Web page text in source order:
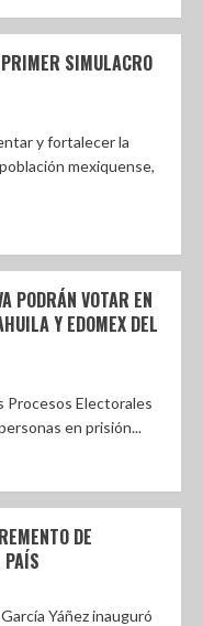
SIMULACRO
y fortalecer la
mexiquense,
PODRÁN VOTAR EN
Y EDOMEX DEL
Procesos Electorales
en prisión...
DE
PAÍS
Yáñez inauguró